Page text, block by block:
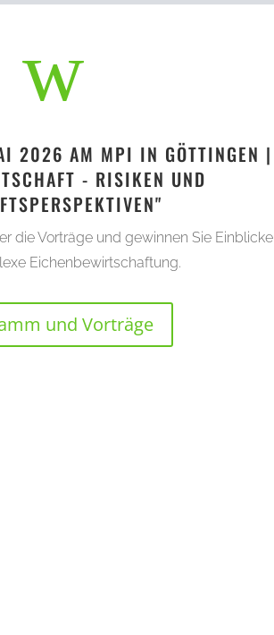
w
2026 AM MPI IN GÖTTINGEN |
- RISIKEN UND
die Vorträge und gewinnen Sie Einblicke
Eichenbewirtschaftung.
und Vorträge